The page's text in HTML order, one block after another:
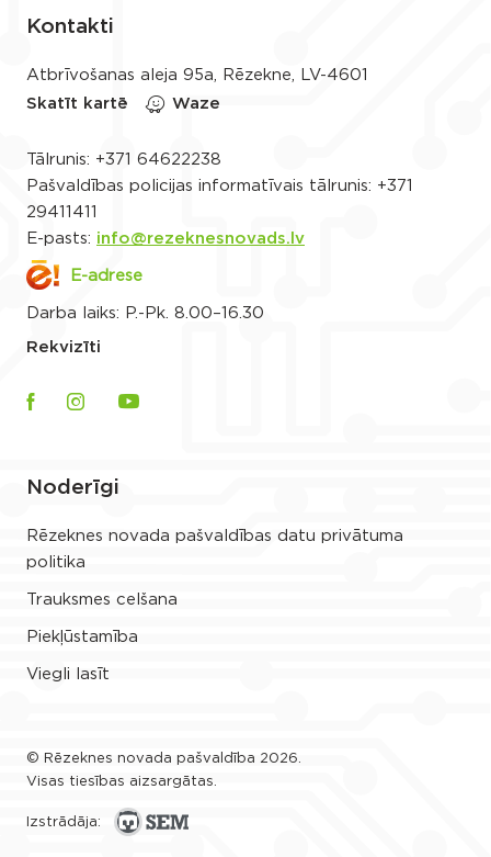
Kontakti
Atbrīvošanas aleja 95a, Rēzekne, LV-4601
Skatīt kartē
Waze
Tālrunis: +371 64622238
Pašvaldības policijas informatīvais tālrunis: +371
29411411
E-pasts: info@rezeknesnovads.lv
E-adrese
Darba laiks: P.-Pk. 8.00–16.30
Rekvizīti
Noderīgi
Rēzeknes novada pašvaldības datu privātuma
politika
Trauksmes celšana
Piekļūstamība
Viegli lasīt
© Rēzeknes novada pašvaldība 2026.
Visas tiesības aizsargātas.
Izstrādāja: